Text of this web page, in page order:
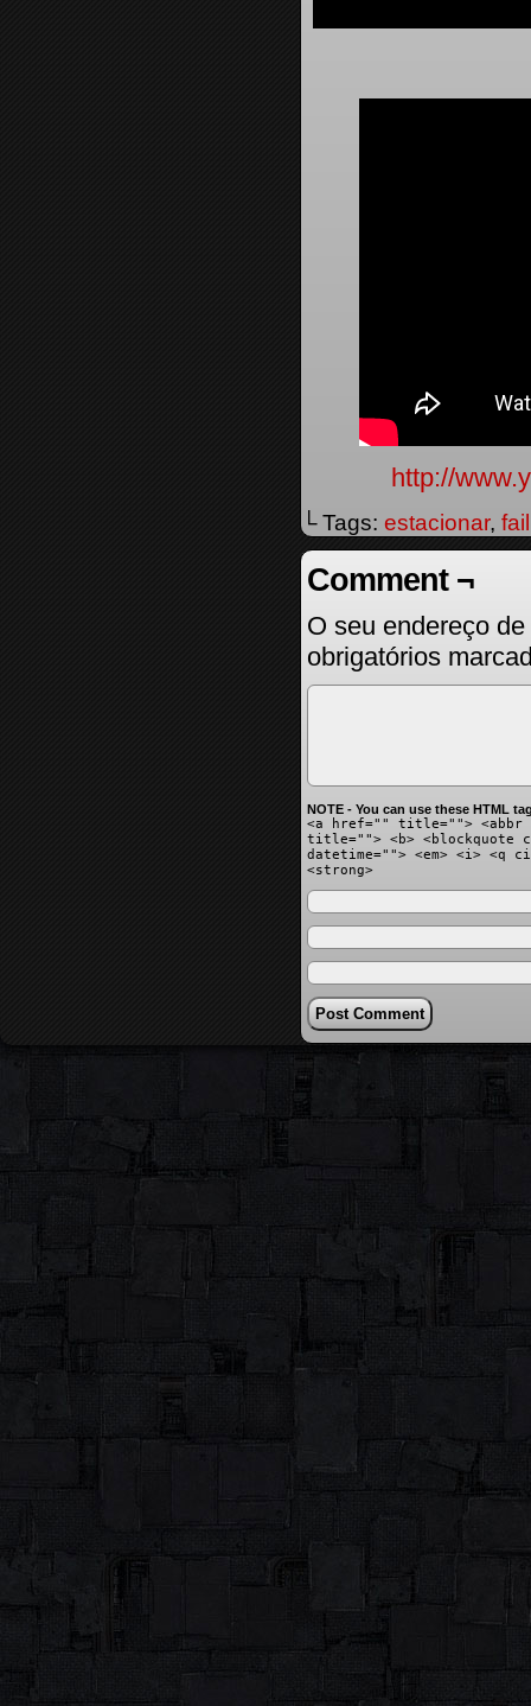
http://
└ Tags: estacionar, fail
Comment ¬
O seu endereço
obrigatórios
NOTE - You can use these HTML
<a href="" title=""> <abbr
title=""> <b> <blockquote
datetime=""> <em> <i> <q
<strong>